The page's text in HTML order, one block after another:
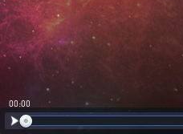
00:01